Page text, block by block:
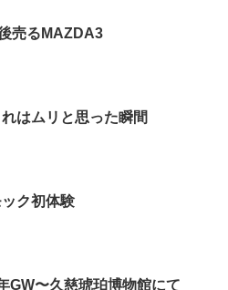
売るMAZDA3
はムリと思った瞬間
ク初体験
GW〜久慈琥珀博物館にて